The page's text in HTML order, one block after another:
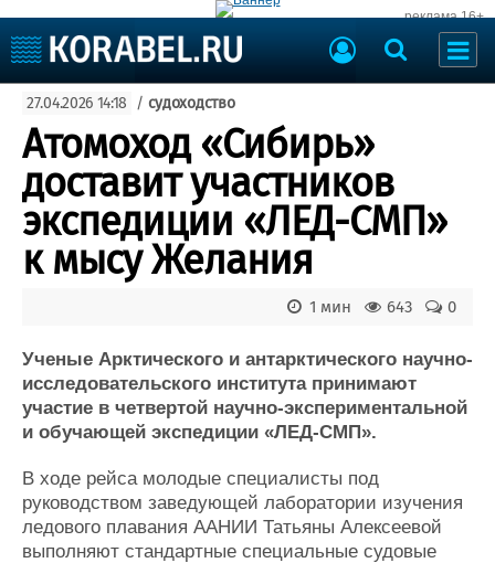
реклама 16+
Судоходство
Судоремонт
События
Порты
Рыболовство
ВМФ
Яхты и катера
Еще
Пульс
Новости
Компании
Репутация
Крюинг
Журнал
Реклама
Доска объявлений
Продажа флота
Оборудование
Изделия
Услуги
27.04.2026 14:18 / судоходство
Атомоход «Сибирь»
доставит участников
экспедиции «ЛЕД-СМП»
к мысу Желания
0
643
1 мин
Ученые Арктического и антарктического научно-
исследовательского института принимают
участие в четвертой научно-экспериментальной
и обучающей экспедиции «ЛЕД-СМП».
В ходе рейса молодые специалисты под
руководством заведующей лаборатории изучения
ледового плавания ААНИИ Татьяны Алексеевой
выполняют стандартные специальные судовые